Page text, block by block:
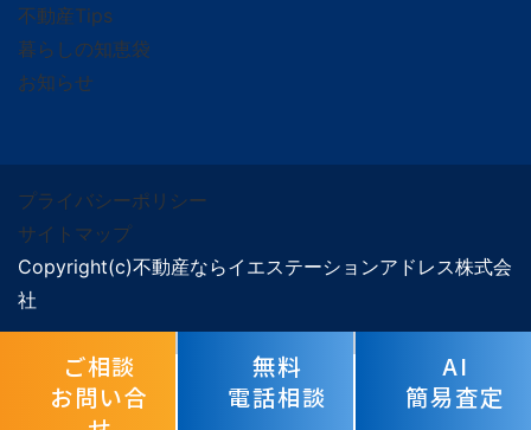
不動産Tips
暮らしの知恵袋
お知らせ
プライバシーポリシー
サイトマップ
Copyright(c)不動産ならイエステーションアドレス株式会
社
ご相談
お問い合
無料
電話相談
AI
簡易査定